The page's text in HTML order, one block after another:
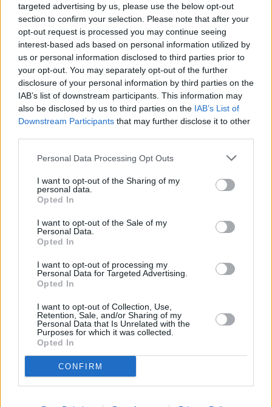
targeted advertising by us, please use the below opt-out
section to confirm your selection. Please note that after your
opt-out request is processed you may continue seeing
interest-based ads based on personal information utilized by
us or personal information disclosed to third parties prior to
your opt-out. You may separately opt-out of the further
disclosure of your personal information by third parties on the
IAB’s list of downstream participants. This information may
also be disclosed by us to third parties on the IAB’s List of
Downstream Participants that may further disclose it to other
Personal Data Processing Opt Outs
I want to opt-out of the Sharing of my
personal data.
Opted In
I want to opt-out of the Sale of my
Personal Data.
Opted In
I want to opt-out of processing my
Personal Data for Targeted Advertising.
Opted In
I want to opt-out of Collection, Use,
Retention, Sale, and/or Sharing of my
Personal Data that Is Unrelated with the
Purposes for which it was collected.
Opted In
CONFIRM
Ponta do Sol para nómadas
digitales
Una vez detallados los puntos anteriores, ¿Ponta
do Sol es un buen lugar para vivir como nómada
digital?
Con una puntuación de 3,9/5,Ponta do Sol es un
Puntos a favor y puntos en
contra
A continuación, vamos a listar algunos puntos a
favor y puntos de Ponta do Sol para vivir como
Puntos a favor
Buena temperatura.
Buena calidad del aire (hoy).
Internet rápido.
Es un lugar seguro.
Poca probabilidad de sufrir un robo.
Buena sanidad y hospitales.